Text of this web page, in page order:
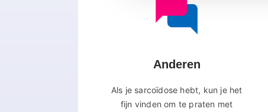
Anderen
Als je sarcoïdose hebt, kun je het
fijn vinden om te praten met